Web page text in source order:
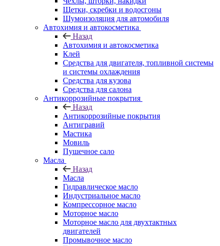
Щетки, скребки и водосгоны
Шумоизоляция для автомобиля
Автохимия и автокосметика
Назад
Автохимия и автокосметика
Клей
Средства для двигателя, топливной системы
и системы охлаждения
Средства для кузова
Средства для салона
Антикоррозийные покрытия
Назад
Антикоррозийные покрытия
Антигравий
Мастика
Мовиль
Пушечное сало
Масла
Назад
Масла
Гидравлическое масло
Индустриальное масло
Компрессорное масло
Моторное масло
Моторное масло для двухтактных
двигателей
Промывочное масло